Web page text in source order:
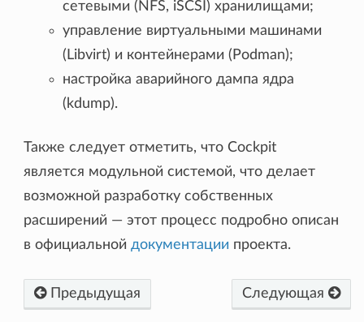
сетевыми (NFS, iSCSI) хранилищами;
управление виртуальными машинами
(Libvirt) и контейнерами (Podman);
настройка аварийного дампа ядра
(kdump).
Также следует отметить, что Cockpit
является модульной системой, что делает
возможной разработку собственных
расширений — этот процесс подробно описан
в официальнойдокументации проекта.
Предыдущая Следующая